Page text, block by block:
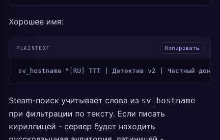
Хорошее имя:
PLAINTEXT Копировать
sv_hostname "[RU] TTT | Детектив v2 | Честный
Steam-поиск учитывает слова из sv_hostname
при фильтрации по тексту. Если писать
кириллицей - сервер будет находить